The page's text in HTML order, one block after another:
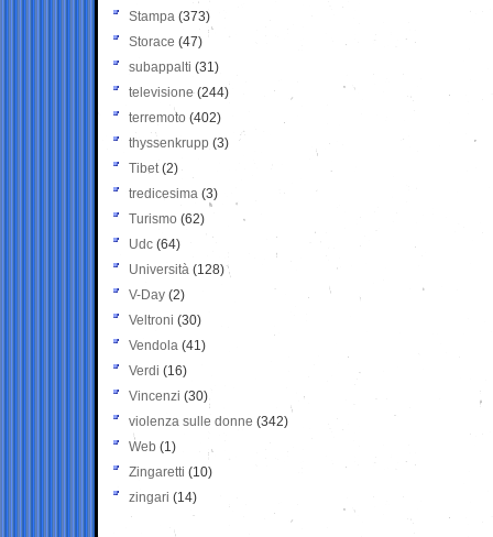
Stampa (373)
Storace (47)
subappalti (31)
televisione(244)
terremoto (402)
thyssenkrupp (3)
Tibet(2)
tredicesima (3)
Turismo (62)
Udc (64)
Università (128)
V-Day (2)
Veltroni (30)
Vendola (41)
Verdi (16)
Vincenzi (30)
violenza sulle donne (342)
Web (1)
Zingaretti (10)
zingari (14)